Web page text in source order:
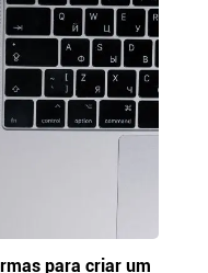
para criar um